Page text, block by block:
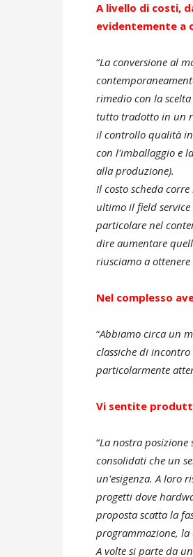
A livello di costi,
evidentemente a
“La conversione al
rimedio con la
tutto tradotto in un
il controllo qualità
con l'imballaggio e
alla produzione).
Il costo scheda
ultimo il field
particolare nel
dire aumentare
riusciamo a
Nel complesso
“Abbiamo circa un
classiche di
particolarmente
Vi sentite
“La nostra
consolidati che un
un'esigenza. A loro
progetti dove
proposta scatta la
programmazione, la
A volte si parte da